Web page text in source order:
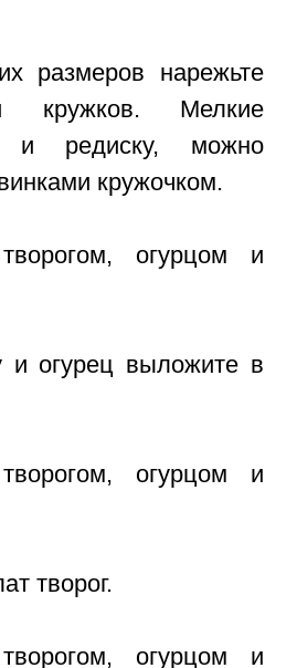
размеров нарежьте
кружков. Мелкие
и редиску, можно
кружочком.
и огурец выложите в
творог.